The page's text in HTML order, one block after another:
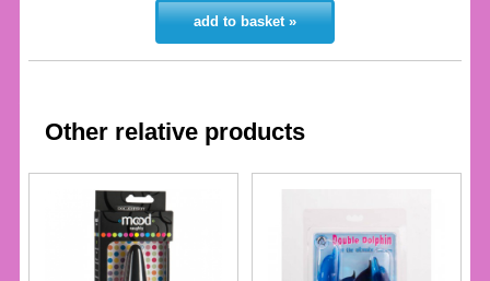
add to basket »
Other relative products